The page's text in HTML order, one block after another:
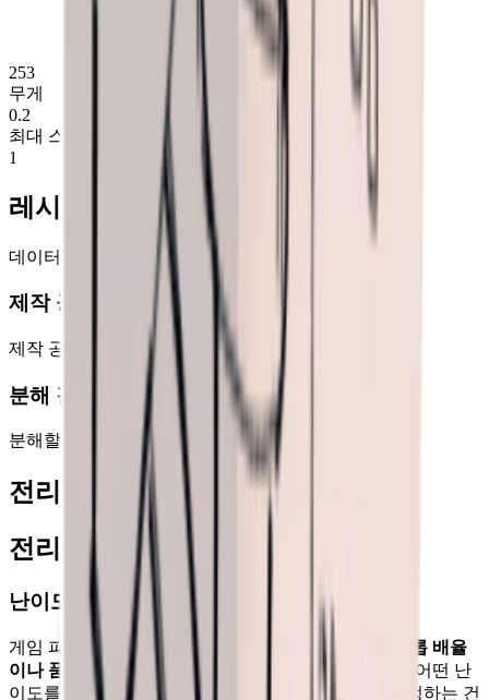
253
무게
0.2
최대 스택
1
레시피: 전기 저항 주사약 획득 방법
데이터 없음
제작 공식
제작 공식 없음
분해 결과
분해할 수 없음
전리품 드롭과 난이도 레벨의 관계
전리품 상자
난이도와 드롭 배율의 관계
게임 파일을 뒤져본 결과,
난이도는 전리품 상자의 드롭 배율
이나 품질에 전혀 영향을 주지 않는다
. 같은 씬에서는 어떤 난
이도를 선택하든 동일한 설정이 적용된다. 드롭을 결정하는 건